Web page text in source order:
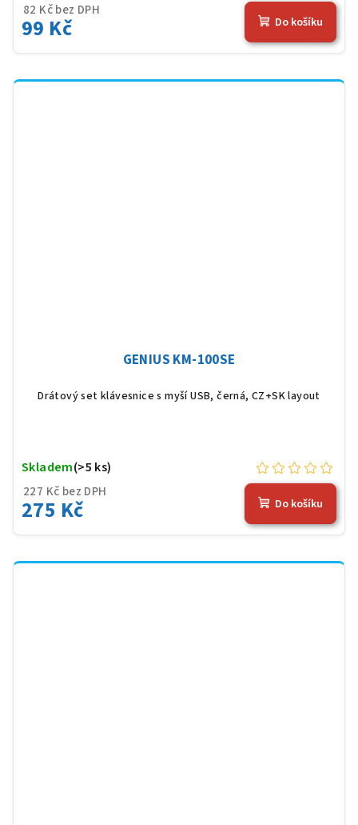
82 Kč bez DPH
99 Kč Do košíku
GENIUS KM-100SE
Drátový set klávesnice s myší USB, černá, CZ+SK layout
227 Kč bez DPH
275 Kč
Skladem(>5 ks)
Do košíku